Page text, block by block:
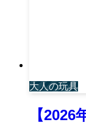
大人の玩具
【